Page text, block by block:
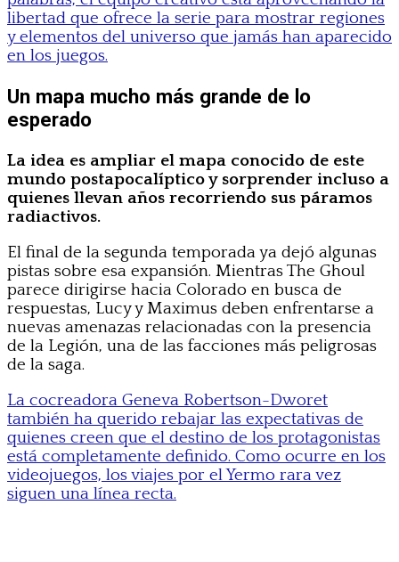
libertad que ofrece la serie para mostrar regiones
y elementos del universo que jamás han aparecido
en los juegos.
Un mapa mucho más grande de lo
esperado
La idea es ampliar el mapa conocido de este
mundo postapocalíptico y sorprender incluso a
quienes llevan años recorriendo sus páramos
radiactivos.
El final de la segunda temporada ya dejó algunas
pistas sobre esa expansión. Mientras The Ghoul
parece dirigirse hacia Colorado en busca de
respuestas, Lucy y Maximus deben enfrentarse a
nuevas amenazas relacionadas con la presencia
de la Legión, una de las facciones más peligrosas
de la saga.
La cocreadora Geneva Robertson-Dworet
también ha querido rebajar las expectativas de
quienes creen que el destino de los protagonistas
está completamente definido. Como ocurre en los
videojuegos, los viajes por el Yermo rara vez
siguen una línea recta.